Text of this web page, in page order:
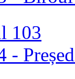
103
-